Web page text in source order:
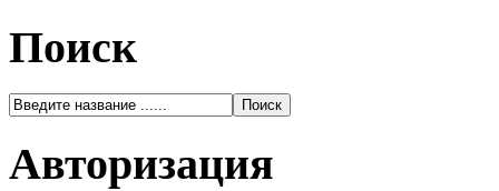
Поиск
Авторизация